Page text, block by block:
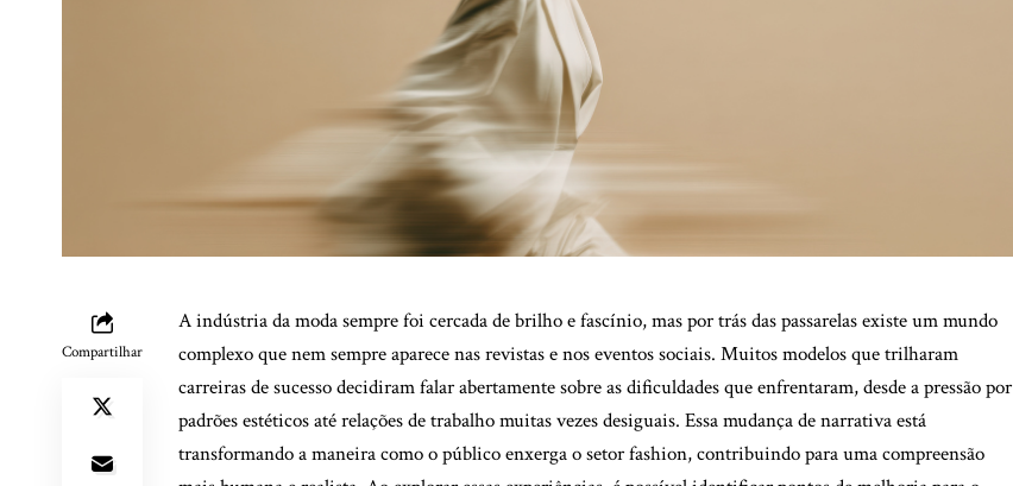
Compartilhar
A indústria da moda sempre foi cercada de brilho e fascínio, mas por trás das passarelas existe um mundo
complexo que nem sempre aparece nas revistas e nos eventos sociais. Muitos modelos que trilharam
carreiras de sucesso decidiram falar abertamente sobre as dificuldades que enfrentaram, desde a pressão por
padrões estéticos até relações de trabalho muitas vezes desiguais. Essa mudança de narrativa está
transformando a maneira como o público enxerga o setor fashion, contribuindo para uma compreensão